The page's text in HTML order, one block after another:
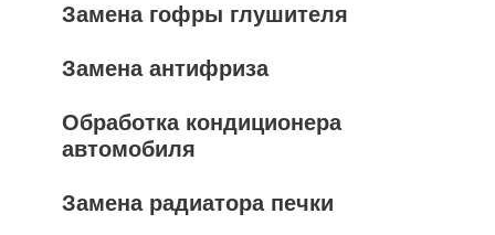
Замена гофры глушителя
Замена антифриза
Обработка кондиционера
автомобиля
Замена радиатора печки